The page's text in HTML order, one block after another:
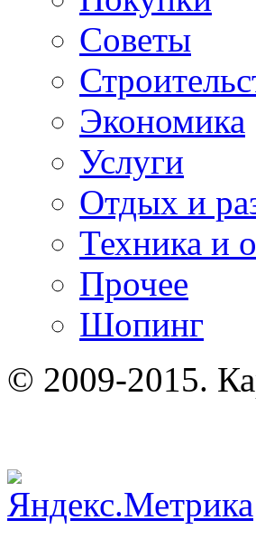
Советы
Экономика
Услуги
Отдых и
Техника и
Прочее
Шопинг
© 2009-2015.